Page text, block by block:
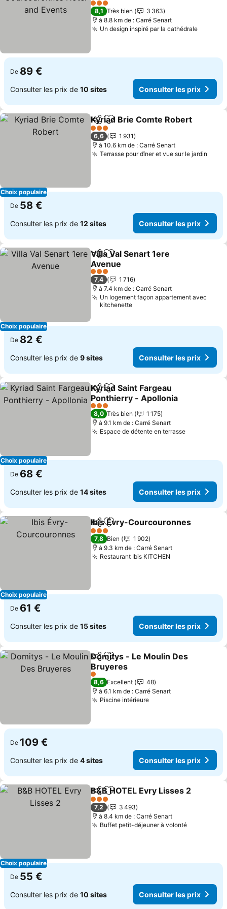
Events
Consulter les prix
3 Étoiles
8,1 Très bien
3 363
à 8.8 km de : Carré Senart
Un design inspiré par la cathédrale
De 89 €
Consulter les prix de 10 sites Consulter les prix
Choix populaire
PartagerAjouter à mes favoris
Kyriad Brie Comte Robert
3 Étoiles
6,6
1 931
à 10.6 km de : Carré Senart
Terrasse pour dîner et vue sur le jardin
De 58 €
Consulter les prix de 12 sites Consulter les prix
Choix populaire
PartagerAjouter à mes favoris
Villa Val Senart 1ere
Avenue
Consulter les prix
3 Étoiles
7,4
1 716
à 7.4 km de : Carré Senart
Un logement façon appartement avec
kitchenette
De 82 €
Consulter les prix de 9 sites Consulter les prix
Choix populaire
PartagerAjouter à mes favoris
Kyriad Saint Fargeau
Ponthierry - Apollonia
Consulter les prix
3 Étoiles
8,0 Très bien
1 175
à 9.1 km de : Carré Senart
Espace de détente en terrasseConsulter
De 68 €
Consulter les prix de 14 sites Consulter les prix
Choix populaire
PartagerAjouter à mes favoris
Ibis Évry-Courcouronnes
3 Étoiles
7,8 Bien
1 902
à 9.3 km de : Carré Senart
Restaurant Ibis KITCHEN
De 61 €
Consulter les prix de 15 sites Consulter les prix
PartagerAjouter à mes favoris
Domitys - Le Moulin Des
Bruyeres
Consulter les prix
1 Étoiles
8,6 Excellent
48
à 6.1 km de : Carré Senart
Piscine intérieureConsulter les prix
De 109 €
Consulter les prix de 4 sites Consulter les prix
Choix populaire
PartagerAjouter à mes favoris
B&B HOTEL Evry Lisses 2
3 Étoiles
7,2
3 493
à 8.4 km de : Carré Senart
Buffet petit-déjeuner à volontéConsulter
De 55 €
Consulter les prix de 10 sites Consulter les prix